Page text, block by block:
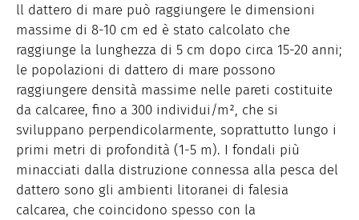
ll dattero di mare può raggiungere le dimensioni
massime di 8-10 cm ed è stato calcolato che
raggiunge la lunghezza di 5 cm dopo circa 15-20 anni;
le popolazioni di dattero di mare possono
raggiungere densità massime nelle pareti costituite
da calcaree, fino a 300 individui/m², che si
sviluppano perpendicolarmente, soprattutto lungo i
primi metri di profondità (1-5 m). I fondali più
minacciati dalla distruzione connessa alla pesca del
dattero sono gli ambienti litoranei di falesia
calcarea, che coincidono spesso con la